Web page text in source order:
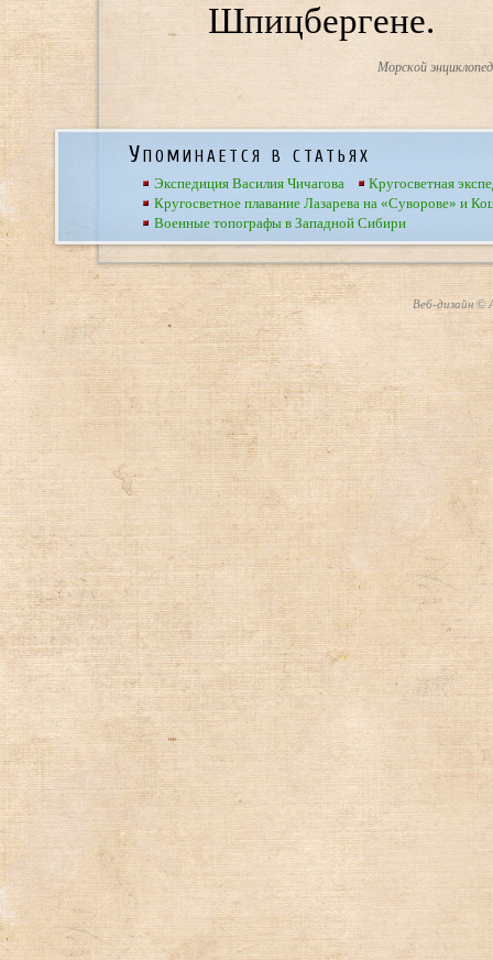
Шпицбергене.
Морской
Упоминается в статьях
Экспедиция Василия Чичагова
Кругосветная
Кругосветное плавание Лазарева на «Суворове» и
Военные топографы в Западной Сибири
Веб-дизайн ©